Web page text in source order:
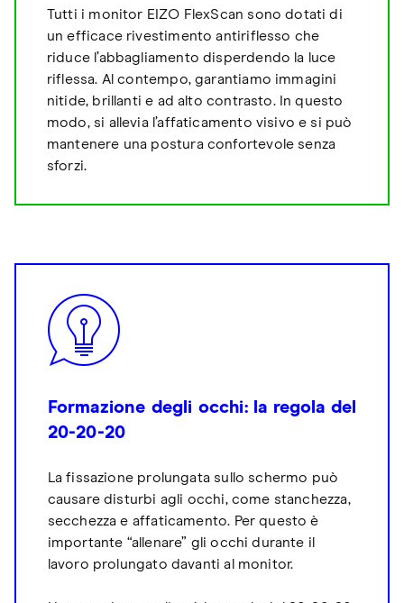
Tutti i monitor EIZO FlexScan sono dotati di
un efficace rivestimento antiriflesso che
riduce l’abbagliamento disperdendo la luce
riflessa. Al contempo, garantiamo immagini
nitide, brillanti e ad alto contrasto. In questo
modo, si allevia l’affaticamento visivo e si può
mantenere una postura confortevole senza
sforzi.
Formazione degli occhi: la regola del
20-20-20
La fissazione prolungata sullo schermo può
causare disturbi agli occhi, come stanchezza,
secchezza e affaticamento. Per questo è
importante “allenare” gli occhi durante il
lavoro prolungato davanti al monitor.